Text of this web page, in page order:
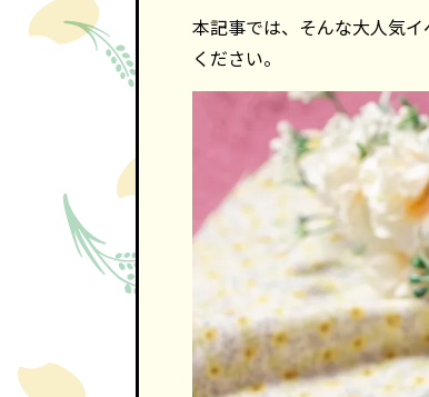
本記事では、そんな大人気
ください。